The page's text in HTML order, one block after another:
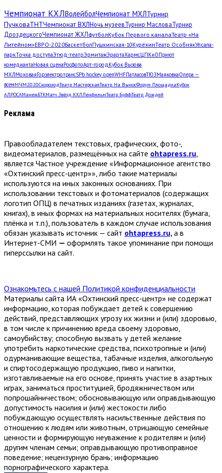
Чемпионат КХЛВолейболЧемпионат МХЛТурнир
ПучковаТНТЧемпионат ВХЛНочь музеевТурнир МасловаТурнир
ДроздецкогоЧемпионат ЖХЛфутболКубок Первого каналаТеатр «На
Литейном»ЕВРО-2020БаскетболПушкинская-10КурёхинТеатр ОсобнякУпсала-
паркТочка доступаЭтюд-театрЭрмитажЭрартаХармсЦПКиОПриют
комедиантаНовая сценаРосфотоАрт-город Кубок Вызова
МХЛМоховаяГорэлектротрансSPb hockey openWHFПатласовТЮЗМаяковкаОпера —
всемМЧМ2020СкороходТеатр МастерскаяТеатр. На ВыносФорум ПлощадкаКубок
АЛРОСАМанежБТКМатч Звёзд КХЛЛенфильмТеатр БуффТеатр Дождей
Реклама
Правообладателем текстовых, графических, фото-,
видеоматериалов, размещённых на сайте ohtapress.ru,
является Частное учреждение «Информационное агентство
«Охтинский пресс-центр»», либо такие материалы
используются на иных законных основаниях. При
использовании текстовых и фотоматериалов (содержащих
логотип ОПЦ) в печатных изданиях (газетах, журналах,
книгах), в иных формах на материальных носителях (бумага,
плёнка и т.п.), пользователь в каждом случае использования
обязан указывать источник — сайт ohtapress.ru, а в
Интернет-СМИ — оформлять такое упоминание при помощи
гиперссылки на сайт.
Ознакомьтесь с нашей Политикой конфиденциальности
Материалы сайта ИА «Охтинский пресс-центр» не содержат
информацию, которая побуждает детей к совершению
действий, представляющих угрозу их жизни и (или) здоровью,
в том числе к причинению вреда своему здоровью,
самоубийству; способную вызвать у детей желание
употребить наркотические средства, психотропные и (или)
одурманивающие вещества, табачные изделия, алкогольную
и спиртосодержащую продукцию, пиво и напитки,
изготавливаемые на его основе, принять участие в азартных
играх, заниматься проституцией, бродяжничеством или
попрошайничеством; обосновывающую или оправдывающую
допустимость насилия и (или) жестокости либо
побуждающую осуществлять насильственные действия по
отношению к людям или животным, отрицающую семейные
ценности и формирующую неуважение к родителям и (или)
другим членам семьи; оправдывающую противоправное
поведение; нецензурную брань; информацию
порнографического характера.